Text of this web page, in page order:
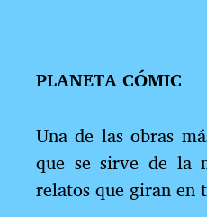
d
l
a
e
n
t
PLANETA CÓMIC
Una de las obras
que se sirve de la
relatos que giran en